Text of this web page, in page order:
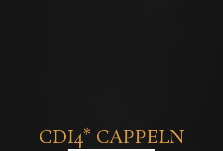
CDI4* CAPPELN